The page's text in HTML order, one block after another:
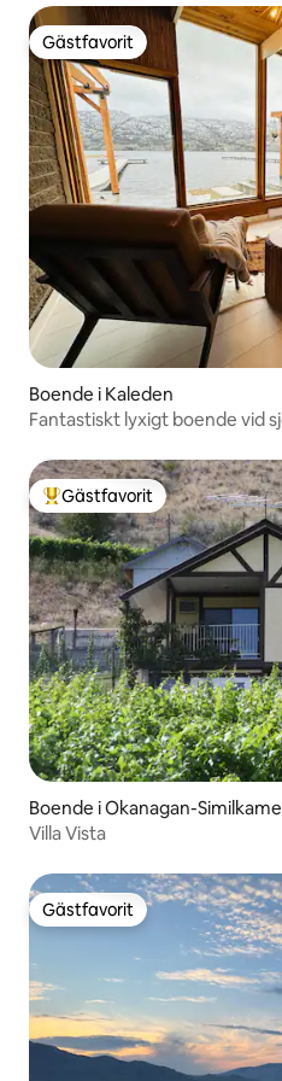
Gästfavorit
Gästfavorit
Boende i Kaleden
Fantastiskt lyxigt boende vid
Populär gästfavorit
Gästfavorit
Boende i Okanagan-
Villa Vista
Gästfavorit
Gästfavorit